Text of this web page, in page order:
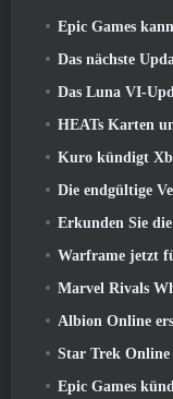
Epic Games kann
Das nächste Update von Eterspire
Das Luna VI-Update von Genshin Impact
HEATs Karten
Kuro kündigt
Die endgültige
Erkunden Sie die verfallenden
Warframe jetzt für
Marvel Rivals
Albion Online
Star Trek Online veröffentlicht
Epic Games kündigt Entlassungen